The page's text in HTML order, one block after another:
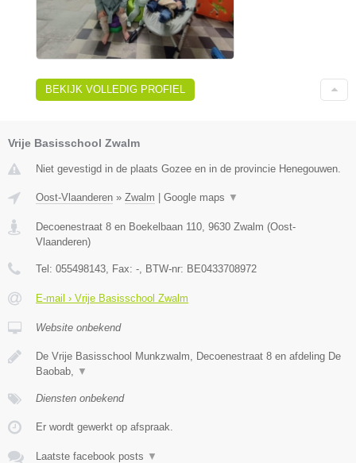
BEKIJK VOLLEDIG PROFIEL
Vrije Basisschool Zwalm
Niet gevestigd in de plaats Gozee en in de provincie Henegouwen.
Oost-Vlaanderen » Zwalm | Google maps ▼
Decoenestraat 8 en Boekelbaan 110 9630 Zwalm (Oost-
Vlaanderen)
Tel: 055498143 , Fax: - , BTW-nr: BE0433708972
E-mail › Vrije Basisschool Zwalm
Website onbekend
De Vrije Basisschool Munkzwalm, Decoenestraat 8 en afdeling De
Baobab,
▼
Diensten onbekend
Er wordt gewerkt op afspraak.
Laatste facebook posts ▼